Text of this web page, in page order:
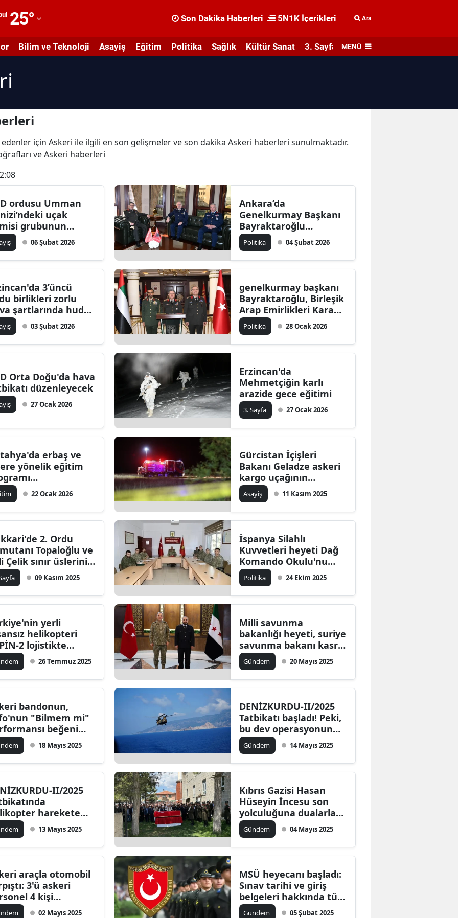
25° Son Dakika Haberleri 5N1K İçerikleri Ara
Bilim ve Teknoloji Asayiş Eğitim Politika Sağlık Kültür Sanat 3. Sayfa MENÜ
için Askeri ile ilgili en son gelişmeler ve son dakika Askeri haberleri sunulmaktadır.
ve Askeri haberleri
ordusu Umman
uçak
grubunun
paylaştı
06 Şubat 2026
Ankara’da
Genelkurmay Başkanı
Bayraktaroğlu
Arnavutluk Hava
Kuvvetleri Komutanı
Dimo’yu kabul etti
Politika 04 Şubat 2026
3’üncü
birlikleri zorlu
şartlarında hudut
devriye
devam etti
03 Şubat 2026
genelkurmay başkanı
Bayraktaroğlu, Birleşik
Arap Emirlikleri Kara
Kuvvetleri Komutanı Al
Hallami’yi kabul etti
Politika 28 Ocak 2026
Orta Doğu'da hava
düzenleyecek
27 Ocak 2026
Erzincan'da
Mehmetçiğin karlı
arazide gece eğitimi
3. Sayfa 27 Ocak 2026
erbaş ve
yönelik eğitim
22 Ocak 2026
Gürcistan İçişleri
Bakanı Geladze askeri
kargo uçağının
düştüğü bölgede
inceleme yaptı
Asayiş 11 Kasım 2025
2. Ordu
Topaloğlu ve
Çelik sınır üslerini
etti09 Kasım 2025
İspanya Silahlı
Kuvvetleri heyeti Dağ
Komando Okulu'nu
Milli Savunma
Bakanlığında ziyaret
Politika 24 Ekim 2025
yerli
helikopteri
2 lojistikte
yaratıyor26 Temmuz 2025
Milli savunma
bakanlığı heyeti, suriye
savunma bakanı kasra
ile görüştü: Askeri iş
birliği ve koordinasyon
konuları ele alındı
Gündem 20 Mayıs 2025
bandonun,
"Bilmem mi"
beğeni
18 Mayıs 2025
DENİZKURDU-II/2025
Tatbikatı başladı! Peki,
bu dev operasyonun
ardındaki sırlar neler?
Gündem 14 Mayıs 2025
II/2025
harekete
Acil iniş yapan
durumu
13 Mayıs 2025
Kıbrıs Gazisi Hasan
Hüseyin İncesu son
yolculuğuna dualarla
uğurlandı
Gündem 04 Mayıs 2025
araçla otomobil
3'ü askeri
4 kişi
02 Mayıs 2025
MSÜ heyecanı başladı:
Sınav tarihi ve giriş
belgeleri hakkında tüm
detaylar
Gündem 05 Şubat 2025